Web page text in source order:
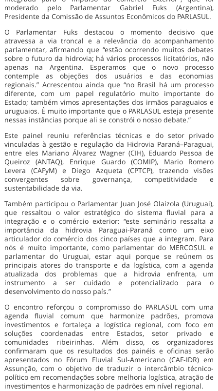
moderado pelo Parlamentar Gabriel Fuks (Argentina),
Presidente da Comissão de Assuntos Econômicos do PARLASUL.
O Parlamentar Fuks destacou o momento decisivo que
atravessa a via troncal e a relevância do acompanhamento
parlamentar, afirmando que “estão ocorrendo muitos debates
sobre o futuro da hidrovia; há vários processos licitatórios, não
apenas na Argentina. Esperamos que o novo processo
contemple as objeções dos usuários e das economias
regionais.” Acrescentou ainda que “no Brasil há um processo
diferente, com um papel regulatório muito importante do
Estado; também vimos apresentações dos irmãos paraguaios e
uruguaios. É muito importante que o PARLASUL esteja presente
nessas instâncias porque ali se constrói o nosso debate.”
Este painel reuniu referências técnicas e do setor privado
vinculadas à gestão e regulação da Hidrovia Paraná–Paraguai,
entre eles Mariano Álvarez Wagner (CIH), Eduardo Pessoa de
Queiroz (ANTAQ), Enrique Guardo (COMIP), Mario Romero
Levera (CAFyM) e Diego Azqueta (CPTCP), trazendo visões
convergentes sobre governança, competitividade e
sustentabilidade da via.
Também participou o Parlamentar Juan José Olaizola (Uruguai),
que ressaltou o valor estratégico do sistema fluvial para a
integração e o comércio exterior: “este seminário ressalta a
importância da hidrovia Paraguai-Paraná como um eixo
articulador do comércio dos cinco países que a integram. Para
nós é muito importante, como parlamentar do MERCOSUL e
parlamentar do Uruguai, estar aqui porque se reúnem os
principais atores do transporte e da logística, com a agenda
atualizada dos problemas que a hidrovia enfrenta, um
instrumento a ser cuidado e potencializado para o
desenvolvimento do nosso país.”
O encontro reforçou o compromisso do PARLASUL com uma
agenda fluvial comum que harmonize padrões, promova
investimentos e fortaleça a logística regional, com foco em
soluções coordenadas entre Estados, setor privado e
comunidades ribeirinhas. Além disso, os organizadores
confirmaram que os resultados dos painéis e oficinas serão
apresentados no Fórum Fluvial Sul-Americano (CAF-IDR) em
Assunção, com o objetivo de traduzir o intercâmbio técnico-
político em recomendações sobre melhoria logística, atração de
investimentos e harmonização de padrões em nível regional.